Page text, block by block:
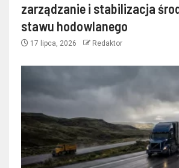
zarządzanie i stabilizacja
stawu hodowlanego
17 lipca, 2026 Redaktor